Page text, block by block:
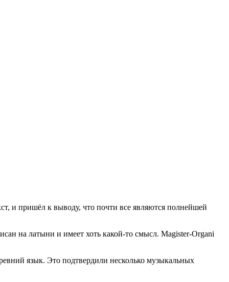
и пришёл к выводу, что почти все являются полнейшей
на латыни и имеет хоть какой-то смысл. Magister-Organi
язык. Это подтвердили несколько музыкальных